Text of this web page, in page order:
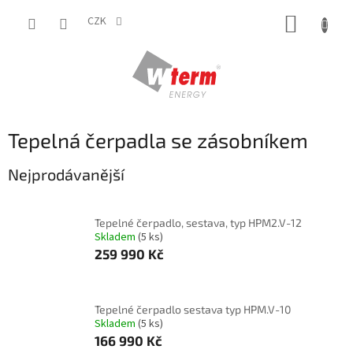
CZK
Tepelná čerpadla se zásobníkem
Nejprodávanější
Tepelné čerpadlo, sestava, typ HPM2.V-12
Skladem (5 ks)
259 990 Kč
Tepelné čerpadlo sestava typ HPM.V-10
Skladem (5 ks)
166 990 Kč